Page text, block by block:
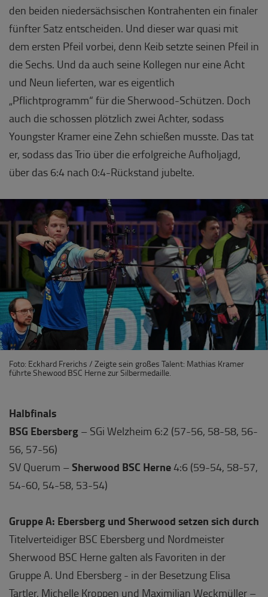
den beiden niedersächsischen Kontrahenten ein finaler
fünfter Satz entscheiden. Und dieser war quasi mit
dem ersten Pfeil vorbei, denn Keib setzte seinen Pfeil in
die Sechs. Und da auch seine Kollegen nur eine Acht
und Neun lieferten, war es eigentlich
„Pflichtprogramm“ für die Sherwood-Schützen. Doch
auch die schossen plötzlich zwei Achter, sodass
Youngster Kramer eine Zehn schießen musste. Das tat
er, sodass das Trio über die erfolgreiche Aufholjagd,
über das 6:4 nach 0:4-Rückstand jubelte.
Foto: Eckhard Frerichs / Zeigte sein großes Talent: Mathias Kramer
führte Shewood BSC Herne zur Silbermedaille.
Halbfinals
BSG Ebersberg – SGi Welzheim 6:2 (57-56, 58-58, 56-
56, 57-56)
SV Querum – Sherwood BSC Herne4:6 (59-54, 58-57,
54-60, 54-58, 53-54)
Gruppe A: Ebersberg und Sherwood setzen sich durch
Titelverteidiger BSC Ebersberg und Nordmeister
Sherwood BSC Herne galten als Favoriten in der
Gruppe A. Und Ebersberg - in der Besetzung Elisa
Tartler, Michelle Kroppen und Maximilian Weckmüller –